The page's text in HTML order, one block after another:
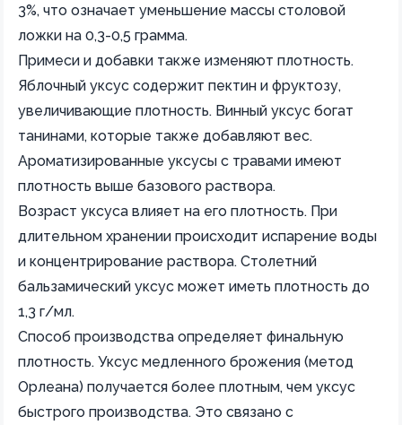
3%, что означает уменьшение массы столовой
ложки на 0,3-0,5 грамма.
Примеси и добавки также изменяют плотность.
Яблочный уксус содержит пектин и фруктозу,
увеличивающие плотность. Винный уксус богат
танинами, которые также добавляют вес.
Ароматизированные уксусы с травами имеют
плотность выше базового раствора.
Возраст уксуса влияет на его плотность. При
длительном хранении происходит испарение воды
и концентрирование раствора. Столетний
бальзамический уксус может иметь плотность до
1,3 г/мл.
Способ производства определяет финальную
плотность. Уксус медленного брожения (метод
Орлеана) получается более плотным, чем уксус
быстрого производства. Это связано с